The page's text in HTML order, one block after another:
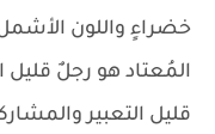
خضراءٍ واللون الأشمل
المُعتاد هو رجلٌ قليل
قليل التعبير